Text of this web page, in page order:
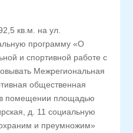
кв.м. на ул.
программу «О
и спортивной работе с
Межрегиональная
общественная
в помещении площадью
д. 11 социальную
и преумножим»